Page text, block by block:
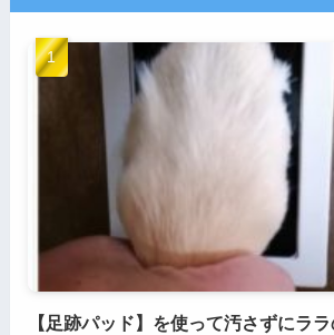
【足跡パッド】を使って汚さずにラ